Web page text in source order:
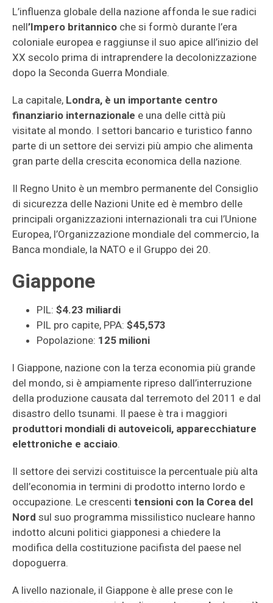
L’influenza globale della nazione affonda le sue radici
nell’Impero britannico che si formò durante l’era
coloniale europea e raggiunse il suo apice all’inizio del
XX secolo prima di intraprendere la decolonizzazione
dopo la Seconda Guerra Mondiale.
La capitale, Londra, è un importante centro
finanziario internazionale e una delle città più
visitate al mondo. I settori bancario e turistico fanno
parte di un settore dei servizi più ampio che alimenta
gran parte della crescita economica della nazione.
Il Regno Unito è un membro permanente del Consiglio
di sicurezza delle Nazioni Unite ed è membro delle
principali organizzazioni internazionali tra cui l’Unione
Europea, l’Organizzazione mondiale del commercio, la
Banca mondiale, la NATO e il Gruppo dei 20.
Giappone
PIL: $4.23 miliardi
PIL pro capite, PPA: $45,573
Popolazione: 125 milioni
l Giappone, nazione con la terza economia più grande
del mondo, si è ampiamente ripreso dall’interruzione
della produzione causata dal terremoto del 2011 e dal
disastro dello tsunami. Il paese è tra i maggiori
produttori mondiali di autoveicoli, apparecchiature
elettroniche e acciaio.
Il settore dei servizi costituisce la percentuale più alta
dell’economia in termini di prodotto interno lordo e
occupazione. Le crescenti tensioni con la Corea del
Nord sul suo programma missilistico nucleare hanno
indotto alcuni politici giapponesi a chiedere la
modifica della costituzione pacifista del paese nel
dopoguerra.
A livello nazionale, il Giappone è alle prese con le